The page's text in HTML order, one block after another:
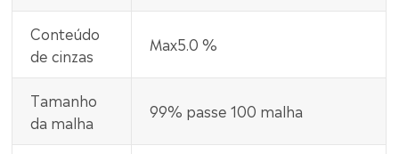
Conteúdo
de cinzas
Max5.0 %
Tamanho
da malha
99% passe 100 malha